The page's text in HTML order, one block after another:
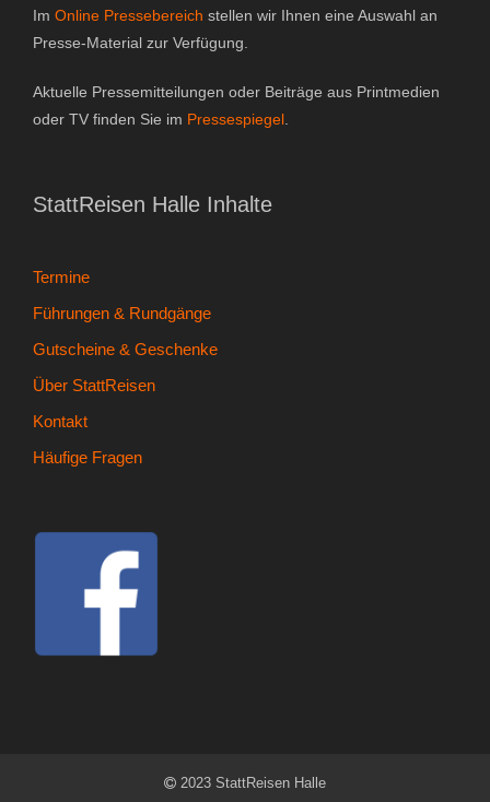
- Bücher
- Philosophie
Im Online Pressebereich stellen wir Ihnen eine Auswahl an
Presse-Material zur Verfügung.
Aktuelle Pressemitteilungen oder Beiträge aus Printmedien
oder TV finden Sie im Pressespiegel.
StattReisen Halle Inhalte
Termine
Führungen & Rundgänge
Gutscheine & Geschenke
Über StattReisen
Kontakt
Häufige Fragen
2023 StattReisen Halle